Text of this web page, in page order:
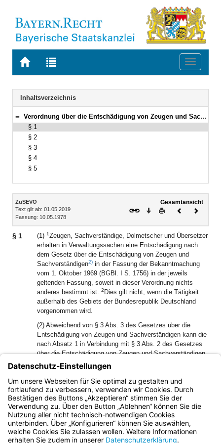
Zur
BAYERN.RECHT
Zur
letzten
Suche
Toggle
Navigation
Inhaltsverzeichnis
Bereich reduzieren
Verordnung über die Entschädigung von Zeugen und Sachverständigen in Verwaltungssachen (ZuSEVO) Vom 10. Mai 1978 (BayRS II S. 319) BayRS 2013-3-1-F (§§ 1–5)
§ 1
§ 2
§ 3
§ 4
§ 5
Inhalt
ZuSEVO
Text gilt ab: 01.05.2019
Fassung: 10.05.1978
Gesamtansicht
Download
DruckenVorheriges
§ 1 (1) 1Zeugen, Sachverständige, Dolmetscher und Übersetzer
erhalten in Verwaltungssachen eine Entschädigung nach
dem Gesetz über die Entschädigung von Zeugen und
Sachverständigen2) in der Fassung der Bekanntmachung
vom 1. Oktober 1969 (BGBl. I S. 1756) in der jeweils
geltenden Fassung, soweit in dieser Verordnung nichts
anderes bestimmt ist. 2 Dies gilt nicht, wenn die Tätigkeit
außerhalb des Gebiets der Bundesrepublik Deutschland
vorgenommen wird.
(2) Abweichend von § 3 Abs. 3 des Gesetzes über die
Entschädigung von Zeugen und Sachverständigen kann die
nach Absatz 1 in Verbindung mit § 3 Abs. 2 des Gesetzes
über die Entschädigung von Zeugen und Sachverständigen
zu gewährende Entschädigung bis zu 100 v.H. überschritten
2) [Amtl. Anm.:]BGBl. FN 367-1
Bayern.de
BayernPortal